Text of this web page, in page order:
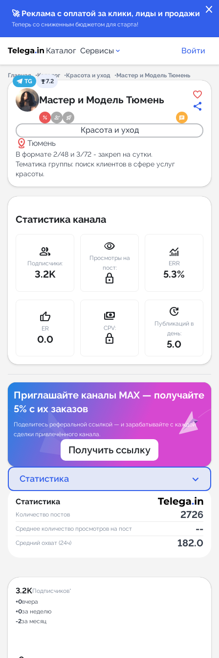
close
🚀 Реклама с оплатой за клики, лиды и продажи
Теперь со сниженным бюджетом для старта!
Каталог Сервисы
Каталог каналов
Каталог ботов
Горящие предложения
Индекс читаемости каналов в Telegram
Аналитика Telegram
Войти
Главная Каталог Красота и уход
Мастер и Модель Тюмень
TG
7.2
Мастер и Модель Тюмень
Красота и уход
distance Тюмень
В формате 2/48 и 3/72 - закреп на сутки.
Тематика группы: поиск клиентов в сфере услуг
красоты.
Статистика канала
group
Подписчики:
3.2K
visibility
Просмотры на
пост:
lock_outline
monitoring
ERR
5.3%
thumb_up
ER
0.0
payments
CPV:
lock_outline
update
Публикаций в
день:
5.0
Приглашайте каналы MAX — получайте
5% с их заказов
Поделитесь реферальной ссылкой — и зарабатывайте с каждой
сделки привлечённого канала.
Получить ссылку
Статистика
Статистика
Количество постов 2726
Среднее количество просмотров на пост --
Средний охват (24ч) 182.0
3.2KПодписчиков*
+0вчера
+0за неделю
-2за месяц